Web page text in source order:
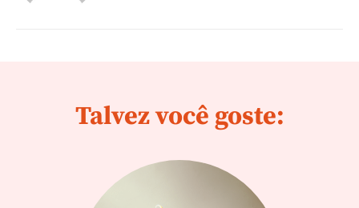
Talvez você goste: